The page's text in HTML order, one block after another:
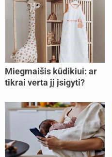
Miegmaišis kūdikiui: ar
tikrai verta jį įsigyti?